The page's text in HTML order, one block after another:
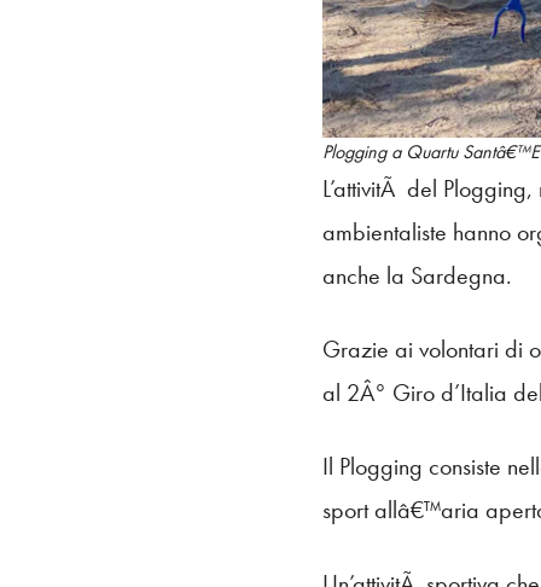
Plogging a Quartu
L’attivitÃ del
ambientaliste hanno
anche la Sardegna.
Grazie ai volontari di
al 2Â° Giro d’Italia
Il Plogging consiste
sport allâ€™aria